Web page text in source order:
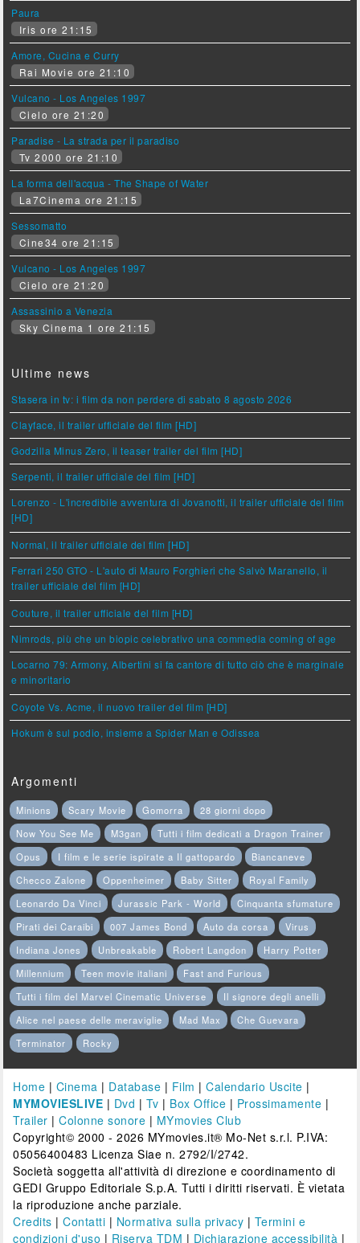
Paura
Iris ore 21:15
Amore, Cucina e Curry
Rai Movie ore 21:10
Vulcano - Los Angeles 1997
Cielo ore 21:20
Paradise - La strada per il paradiso
Tv 2000 ore 21:10
La forma dell'acqua - The Shape of Water
La7Cinema ore 21:15
Sessomatto
Cine34 ore 21:15
Vulcano - Los Angeles 1997
Cielo ore 21:20
Assassinio a Venezia
Sky Cinema 1 ore 21:15
Ultime news
Stasera in tv: i film da non perdere di sabato 8 agosto 2026
Clayface, il trailer ufficiale del film [HD]
Godzilla Minus Zero, il teaser trailer del film [HD]
Serpenti, il trailer ufficiale del film [HD]
Lorenzo - L'incredibile avventura di Jovanotti, il trailer ufficiale del film
[HD]
Normal, il trailer ufficiale del film [HD]
Ferrari 250 GTO - L'auto di Mauro Forghieri che Salvò Maranello, il
trailer ufficiale del film [HD]
Couture, il trailer ufficiale del film [HD]
Nimrods, più che un biopic celebrativo una commedia coming of age
Locarno 79: Armony, Albertini si fa cantore di tutto ciò che è marginale
e minoritario
Coyote Vs. Acme, il nuovo trailer del film [HD]
Hokum è sul podio, insieme a Spider Man e Odissea
Argomenti
Minions Scary Movie Gomorra
28 giorni dopo
Now You See Me
M3gan
Tutti i film dedicati a Dragon Trainer
Opus
I film e le serie ispirate a Il gattopardo
Biancaneve
Checco Zalone
Oppenheimer Baby Sitter
Royal Family
Leonardo Da Vinci
Jurassic Park - World
Cinquanta sfumature
Pirati dei Caraibi
007 James Bond Auto da corsa
Virus
Indiana Jones
Unbreakable Robert Langdon
Harry Potter
Millennium
Teen movie italiani
Fast and Furious
Tutti i film del Marvel Cinematic Universe
Il signore degli anelli
Alice nel paese delle meraviglie
Mad Max
Che Guevara
Terminator
Rocky
Home | Cinema | Database | Film |Calendario Uscite |
MYMOVIESLIVE | Dvd | Tv | Box Office | Prossimamente |
Trailer |Colonne sonore | MYmovies Club
Copyright© 2000 - 2026 MYmovies.it® Mo-Net s.r.l. P.IVA:
05056400483 Licenza Siae n. 2792/I/2742.
Società soggetta all'attività di direzione e coordinamento di
GEDI Gruppo Editoriale S.p.A. Tutti i diritti riservati. È vietata
la riproduzione anche parziale.
Credits |Contatti | Normativa sulla privacy | Termini e
condizioni d'uso | Riserva TDM | Dichiarazione accessibilità |